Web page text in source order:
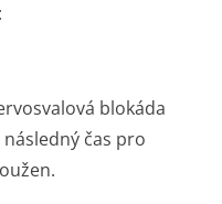
blokáda
čas pro